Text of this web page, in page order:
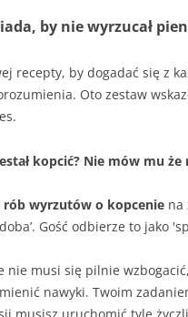
by nie wyrzucał
recepty, by dogadać się z
Oto zestaw
kopcić? Nie mów mu
rób wyrzutów o kopcenie na
Gość odbierze to jako
nie musi się pilnie
nawyki. Twoim